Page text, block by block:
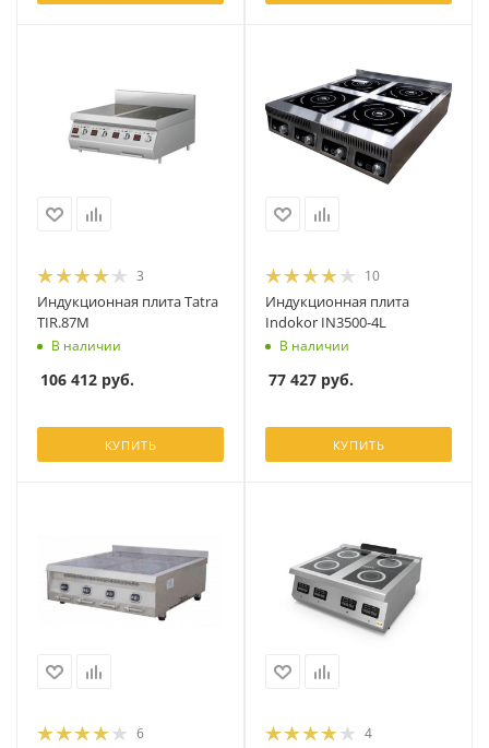
3
Индукционная плита Tatra
TIR.87M
В наличии
106 412 руб.
КУПИТЬ
10
Индукционная плита
Indokor IN3500-4L
В наличии
77 427 руб.
КУПИТЬ
6 4